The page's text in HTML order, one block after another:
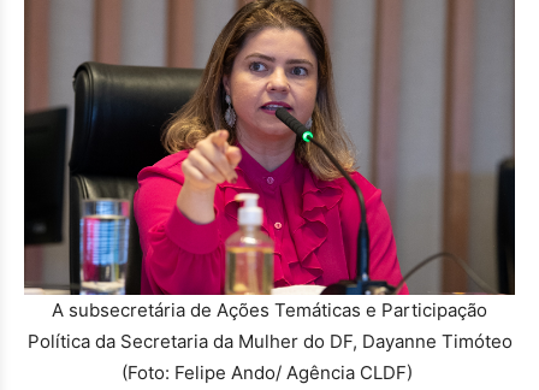
A subsecretária de Ações Temáticas e Participação
Política da Secretaria da Mulher do DF, Dayanne Timóteo
(Foto: Felipe Ando/ Agência CLDF)